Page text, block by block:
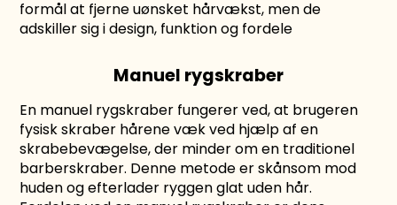
formål at fjerne uønsket hårvækst, men de
adskiller sig i design, funktion og fordele
Manuel rygskraber
En manuel rygskraber fungerer ved, at brugeren
fysisk skraber hårene væk ved hjælp af en
skrabebevægelse, der minder om en traditionel
barberskraber. Denne metode er skånsom mod
huden og efterlader ryggen glat uden hår.